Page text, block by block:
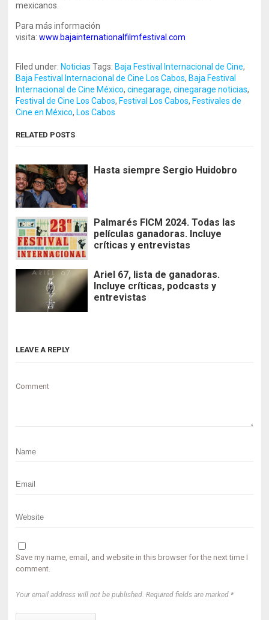
mexicanos.
Para más información
visita:www.bajainternationalfilmfestival.com
Filed under: Noticias Tags: Baja Festival Internacional de Cine,
Baja Festival Internacional de Cine Los Cabos, Baja Festival
Internacional de Cine México,cinegarage,cinegarage noticias,
Festival de Cine Los Cabos, Festival Los Cabos, Festivales de
Cine en México, Los Cabos
RELATED POSTS
Hasta siempre Sergio Huidobro
Palmarés FICM 2024. Todas las
películas ganadoras. Incluye
críticas y entrevistas
Ariel 67, lista de ganadoras.
Incluye críticas, podcasts y
entrevistas
LEAVE A REPLY
Comment
Save my name, email, and website in this browser for the next time I
comment.
Your email address will not be published. Required fields are marked *